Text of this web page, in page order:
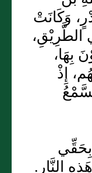
وَكَانَتْ
الطَّرِيْقِ،
بِهَا،
إِذْ
النَّارِ.